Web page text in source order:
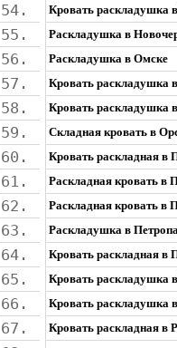
54. Кровать раскладушка
55. Раскладушка в
56. Раскладушка в Омске
57. Кровать раскладушка
58. Кровать раскладушка
59. Складная кровать в
60. Кровать раскладная в
61. Раскладная кровать в
62. Раскладная кровать в
63. Раскладушка в
64. Кровать раскладная в
65. Кровать раскладушка
66. Кровать раскладушка
67. Кровать раскладная в